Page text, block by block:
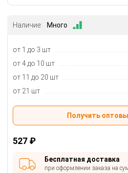
Наличие: Много
от 1 до 3 шт
от 4 до 10 шт
от 11 до 20 шт
от 21 шт
527 ₽
Бесплатная доставка
при оформлении заказа на